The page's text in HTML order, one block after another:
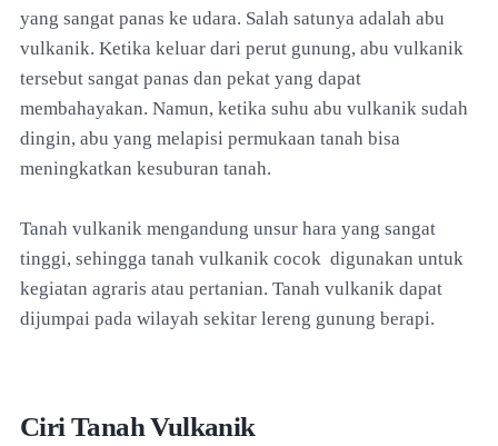
yang sangat panas ke udara. Salah satunya adalah abu
vulkanik. Ketika keluar dari perut gunung, abu vulkanik
tersebut sangat panas dan pekat yang dapat
membahayakan. Namun, ketika suhu abu vulkanik sudah
dingin, abu yang melapisi permukaan tanah bisa
meningkatkan kesuburan tanah.
Tanah vulkanik mengandung unsur hara yang sangat
tinggi, sehingga tanah vulkanik cocok digunakan untuk
kegiatan agraris atau pertanian. Tanah vulkanik dapat
dijumpai pada wilayah sekitar lereng gunung berapi.
Ciri Tanah Vulkanik